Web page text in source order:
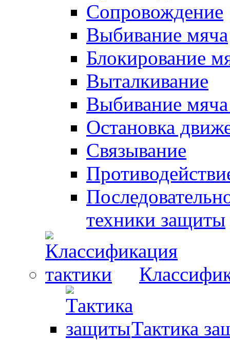
Сопровождение
Выбивание мяча
Блокирование
Выталкивание
Выбивание
Остановка
Связывание
техники защиты
Тактика